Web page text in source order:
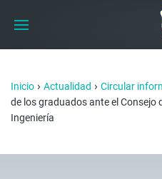
Inicio › Actualidad › Circular
de los graduados ante el Consejo
Ingeniería